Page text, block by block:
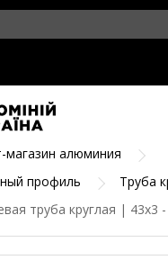
магазин алюминия
профиль
Труба
труба круглая | 43х3